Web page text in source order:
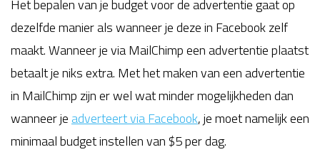
Het bepalen van je budget voor de advertentie gaat op
dezelfde manier als wanneer je deze in Facebook zelf
maakt. Wanneer je via MailChimp een advertentie plaatst
betaalt je niks extra. Met het maken van een advertentie
in MailChimp zijn er wel wat minder mogelijkheden dan
wanneer je adverteert via Facebook, je moet namelijk een
minimaal budget instellen van $5 per dag.